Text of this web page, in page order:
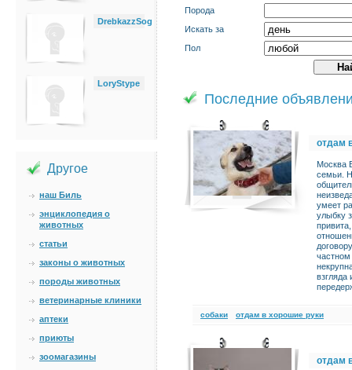
DrebkazzSog
LoryStype
Другое
наш Биль
энциклопедия о
животных
статьи
законы о животных
породы животных
ветеринарные клиники
аптеки
приюты
зоомагазины
Порода
Искать за
Пол
Последние
отдам
Москва
семьи.
умеет
улыбку
частном
взгляда
cобаки отдам в хорошие руки
отдам